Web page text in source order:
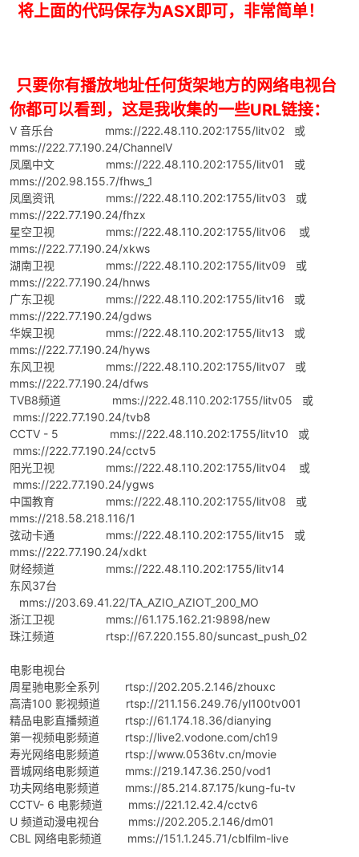
将上面的代码保存为ASX即可，非常简单！
只要你有播放地址任何货架地方的网络电视台
你都可以看到，这是我收集的一些URL链接：
V 音乐台 mms://222.48.110.202:1755/litv02 或
mms://222.77.190.24/ChannelV
凤凰中文 mms://222.48.110.202:1755/litv01 或
mms://202.98.155.7/fhws_1
凤凰资讯 mms://222.48.110.202:1755/litv03 或
mms://222.77.190.24/fhzx
星空卫视 mms://222.48.110.202:1755/litv06 或
mms://222.77.190.24/xkws
湖南卫视 mms://222.48.110.202:1755/litv09 或
mms://222.77.190.24/hnws
广东卫视 mms://222.48.110.202:1755/litv16 或
mms://222.77.190.24/gdws
华娱卫视 mms://222.48.110.202:1755/litv13 或
mms://222.77.190.24/hyws
东风卫视 mms://222.48.110.202:1755/litv07 或
mms://222.77.190.24/dfws
TVB8频道 mms://222.48.110.202:1755/litv05 或
mms://222.77.190.24/tvb8
CCTV - 5 mms://222.48.110.202:1755/litv10 或
mms://222.77.190.24/cctv5
阳光卫视 mms://222.48.110.202:1755/litv04 或
mms://222.77.190.24/ygws
中国教育 mms://222.48.110.202:1755/litv08 或
mms://218.58.218.116/1
弦动卡通 mms://222.48.110.202:1755/litv15 或
mms://222.77.190.24/xdkt
财经频道 mms://222.48.110.202:1755/litv14
东风37台
mms://203.69.41.22/TA_AZIO_AZIOT_200_MO
浙江卫视 mms://61.175.162.21:9898/new
珠江频道 rtsp://67.220.155.80/suncast_push_02
电影电视台
周星驰电影全系列 rtsp://202.205.2.146/zhouxc
高清100 影视频道 rtsp://211.156.249.76/yl100tv001
精品电影直播频道 rtsp://61.174.18.36/dianying
第一视频电影频道 rtsp://live2.vodone.com/ch19
寿光网络电影频道 rtsp://www.0536tv.cn/movie
晋城网络电影频道 mms://219.147.36.250/vod1
功夫网络电影频道 mms://85.214.87.175/kung-fu-tv
CCTV- 6 电影频道 mms://221.12.42.4/cctv6
U 频道动漫电视台 mms://202.205.2.146/dm01
CBL 网络电影频道 mms://151.1.245.71/cblfilm-live